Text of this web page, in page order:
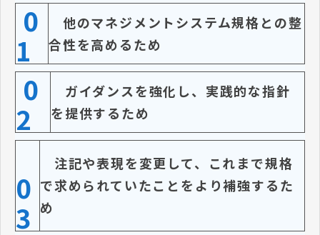
0
1
他のマネジメントシステム規格との整
合性を高めるため
0
2
ガイダンスを強化し、実践的な指針
を提供するため
0
3
注記や表現を変更して、これまで規格
で求められていたことをより補強するた
め